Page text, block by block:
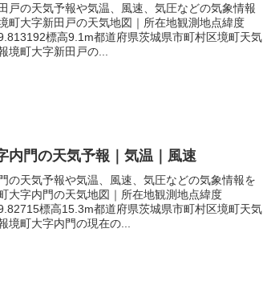
戸の天気予報や気温、風速、気圧などの気象情報
町大字新田戸の天気地図｜所在地観測地点緯度
標高9.1m都道府県茨城県市町村区境町天気
境町大字新田戸の...
内門の天気予報｜気温｜風速
の天気予報や気温、風速、気圧などの気象情報を
大字内門の天気地図｜所在地観測地点緯度
標高15.3m都道府県茨城県市町村区境町天気
境町大字内門の現在の...